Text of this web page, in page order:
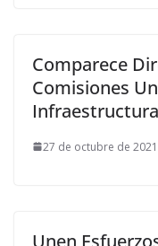
Comparece
Comisiones
Infraestructura
27 de octubre de 2021
Unen